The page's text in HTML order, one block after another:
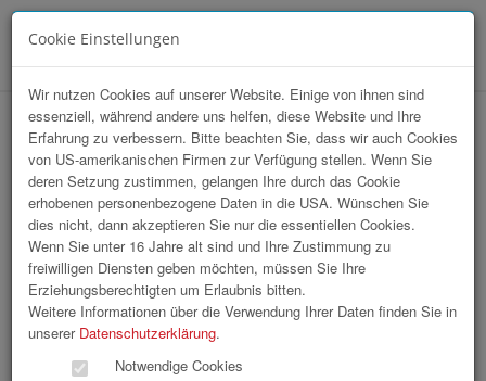
Array
hr-lounge Mitte zu Gast bei delfortgroup
AG
76 Bilder
« 1 2 3 »
Cookie Einstellungen
Wir nutzen Cookies auf unserer Website. Einige von ihnen sind
essenziell, während andere uns helfen, diese Website und Ihre
Erfahrung zu verbessern. Bitte beachten Sie, dass wir auch Cookies
von US-amerikanischen Firmen zur Verfügung stellen. Wenn Sie
deren Setzung zustimmen, gelangen Ihre durch das Cookie
erhobenen personenbezogene Daten in die USA. Wünschen Sie
dies nicht, dann akzeptieren Sie nur die essentiellen Cookies.
Wenn Sie unter 16 Jahre alt sind und Ihre Zustimmung zu
freiwilligen Diensten geben möchten, müssen Sie Ihre
Erziehungsberechtigten um Erlaubnis bitten.
Weitere Informationen über die Verwendung Ihrer Daten finden Sie in
unserer Datenschutzerklärung.
Notwendige Cookies